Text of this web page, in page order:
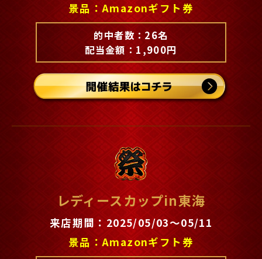
景品：Amazonギフト券
的中者数：26名
配当金額：1,900円
レディースカップin東海
来店期間：2025/05/03～05/11
景品：Amazonギフト券